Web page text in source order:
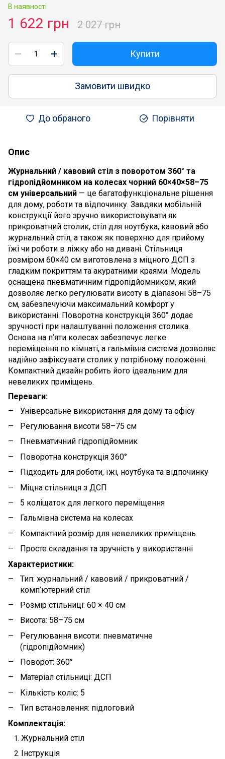
В наявності
1 622 грн 2 027 грн
Купити
Замовити швидко
До обраного Порівняти
Опис
Журнальний / кавовий стіл з поворотом 360° та
гідропідйомником на колесах чорний 60×40×58–75
см універсальний — це багатофункціональне рішення
для дому, роботи та відпочинку. Завдяки мобільній
конструкції його зручно використовувати як
прикроватний столик, стіл для ноутбука, кавовий або
журнальний стіл, а також як поверхню для прийому
їжі чи роботи в ліжку або на дивані. Стільниця
розміром 60×40 см виготовлена з міцного ДСП з
гладким покриттям та акуратними краями. Модель
оснащена пневматичним гідропідйомником, який
дозволяє легко регулювати висоту в діапазоні 58–75
см, забезпечуючи максимальний комфорт у
використанні. Поворотна конструкція 360° додає
зручності при налаштуванні положення столика.
Основа на п’яти колесах забезпечує легке
переміщення по кімнаті, а гальмівна система дозволяє
надійно зафіксувати столик у потрібному положенні.
Компактний дизайн робить його ідеальним для
невеликих приміщень.
Переваги:
Універсальне використання для дому та офісу
Регулювання висоти 58–75 см
Пневматичний гідропідйомник
Поворотна конструкція 360°
Підходить для роботи, їжі, ноутбука та відпочинку
Міцна стільниця з ДСП
5 коліщаток для легкого переміщення
Гальмівна система на колесах
Компактний розмір для невеликих приміщень
Просте складання та зручність у використанні
Характеристики:
Тип: журнальний / кавовий / прикроватний /
комп’ютерний стіл
Розмір стільниці: 60 × 40 см
Висота: 58–75 см
Регулювання висоти: пневматичне
(гідропідйомник)
Поворот: 360°
Матеріал стільниці: ДСП
Кількість коліс: 5
Тип встановлення: підлоговий
Комплектація:
Журнальний стіл
Інструкція